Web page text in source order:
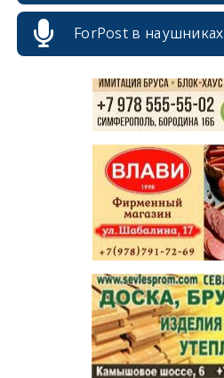
ForPost в наушниках